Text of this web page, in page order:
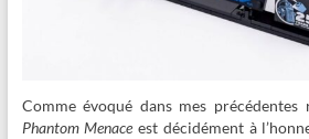
Comme évoqué dans mes précédentes
Phantom Menace est décidément à